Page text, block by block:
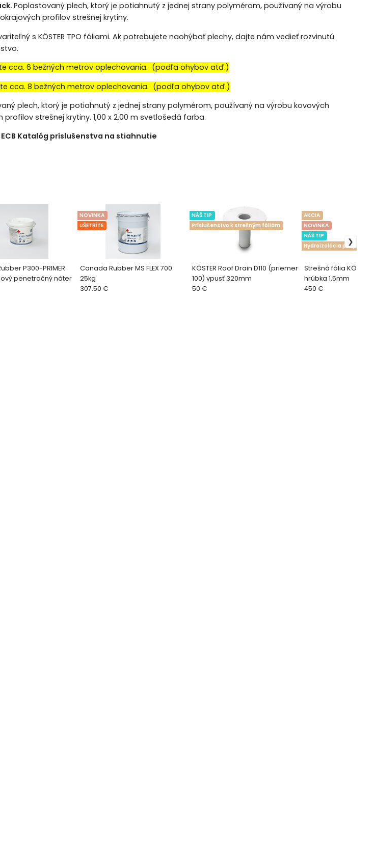
Poplastovaný plech, ktorý je potiahnutý z jednej strany polymérom, používaný na výrobu
profilov strešnej krytiny.
s KÖSTER TPO fóliami. Ak potrebujete naohýbať plechy, dajte nám vedieť rozvinutú
cca. 6 bežných metrov oplechovania. (podľa ohybov atď.)
cca. 8 bežných metrov oplechovania. (podľa ohybov atď.)
plech, ktorý je potiahnutý z jednej strany polymérom, používaný na výrobu kovových
strešnej krytiny. 1,00 x 2,00 m svetlošedá farba.
ECB Katalóg príslušenstva na stiahnutie
P300-PRIMER
penetračný náter
Canada Rubber MS FLEX 700
25kg
NOVINKA
UŠETRÍTE
307.50 €
KÖSTER Roof Drain D110 (priemer
100) vpusť 320mm
NÁŠ TIP
Príslušenstvo k strešným fóliám
50 €
Strešná fólia KÖSTER
hrúbka 1,5mm
AKCIA
NOVINKA
NÁŠ TIP
Hydroizolácia pre ploché
450 €